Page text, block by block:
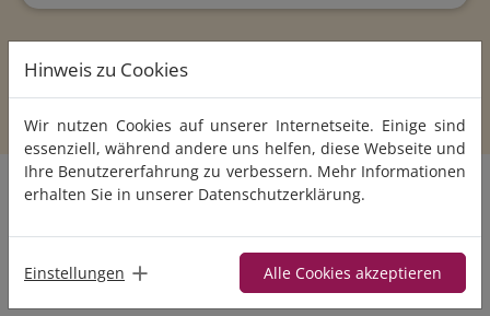
alltägliches Wohlbefinden.
Hinweis zu Cookies
Wir nutzen Cookies auf unserer Internetseite. Einige sind
essenziell, während andere uns helfen, diese Webseite und
Ihre Benutzererfahrung zu verbessern. Mehr Informationen
erhalten Sie in unserer Datenschutzerklärung.
Einstellungen Alle Cookies akzeptieren